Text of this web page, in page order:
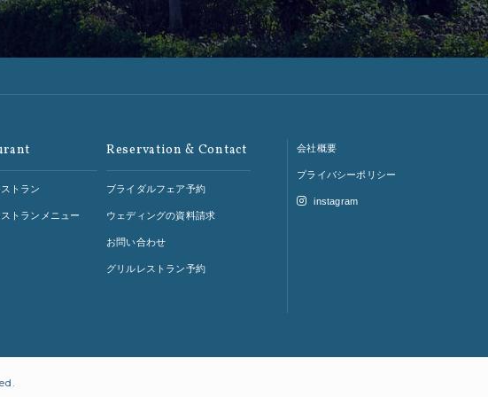
トラン
トランメニュー
Reservation & Contact
ブライダルフェア予約
ウェディングの資料請求
お問い合わせ
グリルレストラン予約
会社概要
プライバシーポリシー
instagram